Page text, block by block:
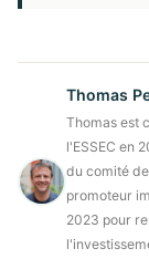
Thomas
Thomas est
l'ESSEC en
du comité
promoteur
2023 pour